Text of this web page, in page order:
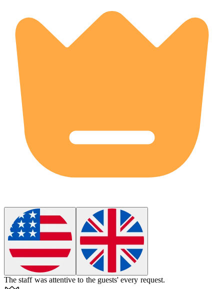
The staff was attentive to the guests' every request.